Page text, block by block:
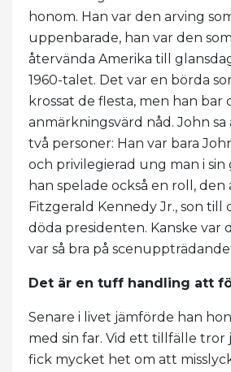
honom. Han var den arving
uppenbarade, han var den
återvända Amerika till
1960-talet. Det var en börda
krossat de flesta, men han bar
anmärkningsvärd nåd. John
två personer: Han var bara
och privilegierad ung man i sin
han spelade också en roll, den
Fitzgerald Kennedy Jr., son till
döda presidenten. Kanske var
var så bra på
Det är en tuff handling att
Senare i livet jämförde han
med sin far. Vid ett tillfälle tror
fick mycket het om att